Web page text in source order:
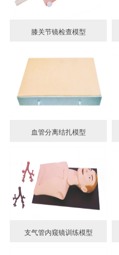
膝关节镜检查模型
血管分离结扎模型
支气管内窥镜训练模型